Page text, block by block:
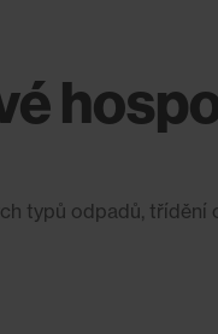
typů odpadů, třídění